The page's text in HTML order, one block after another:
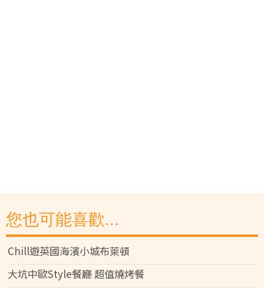
您也可能喜歡...
Chill遊英國海濱小城布萊頓
大坑中歐Style餐廳 超值燒烤餐